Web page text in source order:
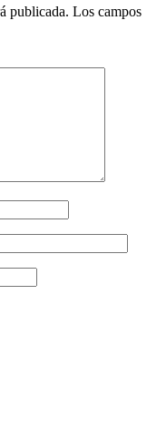
publicada. Los campos